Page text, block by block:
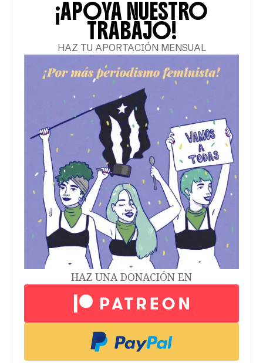
¡APOYA NUESTRO
TRABAJO!
HAZ TU APORTACIÓN MENSUAL
HAZ UNA DONACIÓN EN